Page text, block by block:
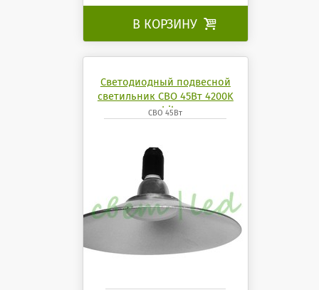
В КОРЗИНУ 
Светодиодный подвесной
светильник СВО 45Вт 4200K
mobilux
СВО 45Вт